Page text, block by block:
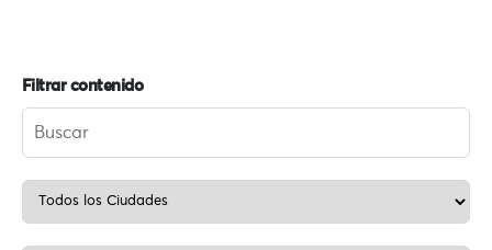
Filtrar contenido